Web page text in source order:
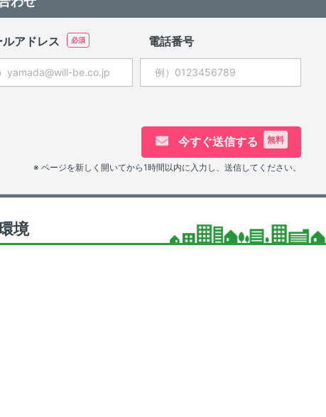
ルアドレス 電話番号
今すぐ送信する 無料
※ ページを新しく開いてから1時間以内に入力し、送信してください。
境